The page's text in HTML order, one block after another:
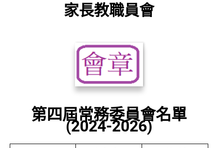
家長教職員會
第四屆常務委員會名單
(2024-2026)